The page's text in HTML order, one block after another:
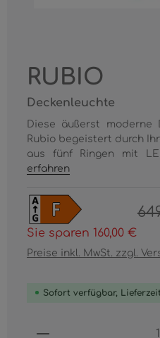
RUBIO
Deckenleuchte
Diese äußerst moderne
Rubio begeistert durch
aus fünf Ringen mit
erfahren
Sie sparen 160,00 €
Preise inkl. MwSt. zzgl.
Sofort verfügbar,
Produkt